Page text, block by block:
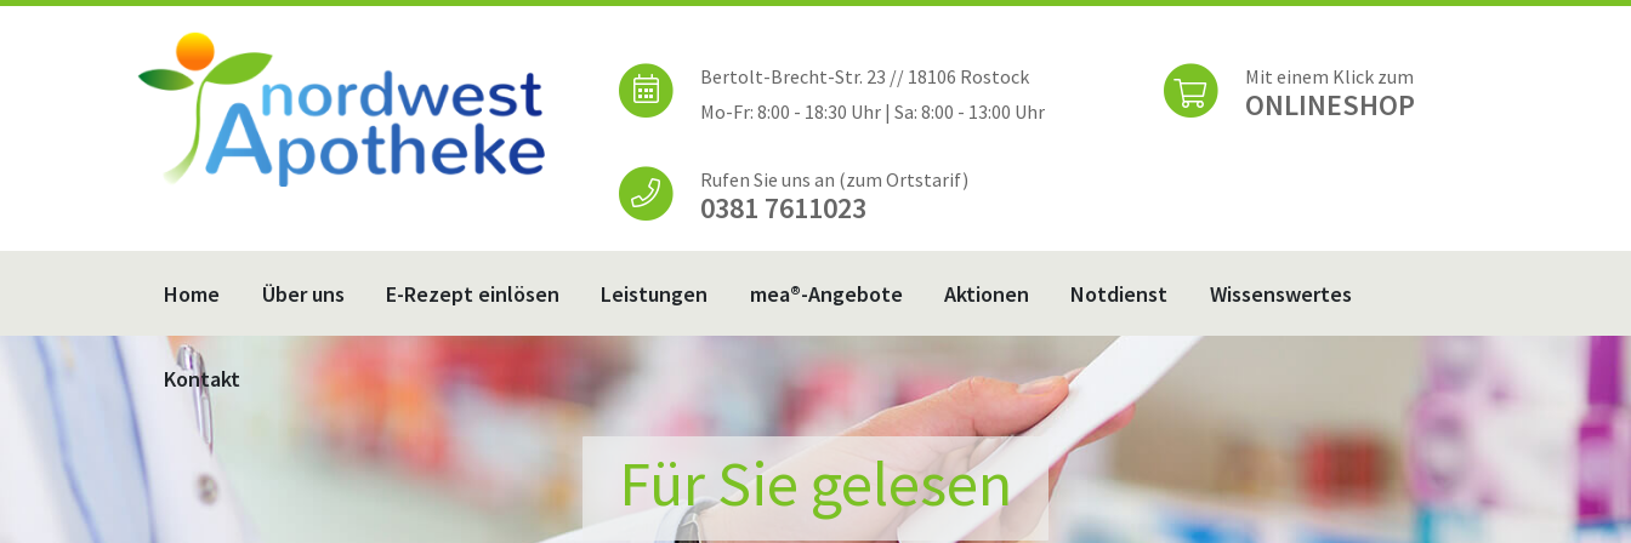
Bertolt-Brecht-Str. 23 // 18106 Rostock
Mo-Fr: 8:00 - 18:30 Uhr | Sa: 8:00 - 13:00 Uhr
Rufen Sie uns an (zum Ortstarif)
0381 7611023
Mit einem Klick zum
ONLINESHOP
Home Über uns E-Rezept einlösen Leistungen mea®-Angebote Aktionen Notdienst Wissenswertes
Kontakt
Für Sie gelesen